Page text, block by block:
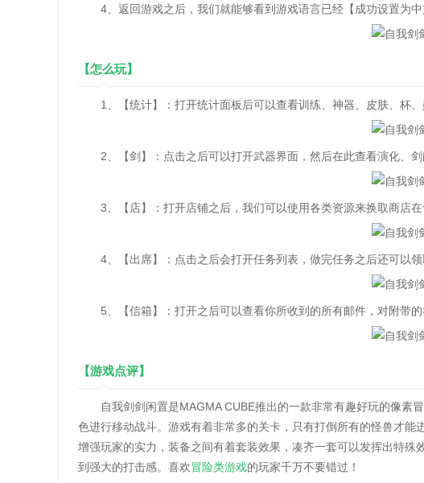
4、返回游戏之后，我们就能够看到游戏语言已经【成功设置为中
【怎么玩】
1、【统计】：打开统计面板后可以查看训练、神器、皮肤、杯、
2、【剑】：点击之后可以打开武器界面，然后在此查看演化、剑
3、【店】：打开店铺之后，我们可以使用各类资源来换取商店在
4、【出席】：点击之后会打开任务列表，做完任务之后还可以领
5、【信箱】：打开之后可以查看你所收到的所有邮件，对附带的
【游戏点评】
自我剑剑闲置是MAGMA CUBE推出的一款非常有趣好玩的像素
色进行移动战斗。游戏有着非常多的关卡，只有打倒所有的怪兽才
增强玩家的实力，装备之间有着套装效果，凑齐一套可以发挥出特
到强大的打击感。喜欢冒险类游戏的玩家千万不要错过！